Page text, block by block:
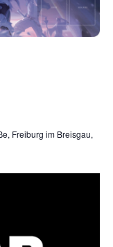
Freiburg im Breisgau,